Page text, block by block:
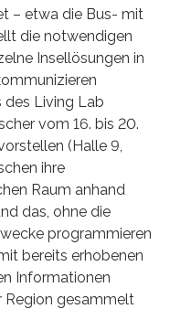
– etwa die Bus- mit
die notwendigen
Insellösungen in
des Living Lab
vom 16. bis 20.
(Halle 9,
ihre
Raum anhand
das, ohne die
programmieren
bereits erhobenen
Informationen
Region gesammelt